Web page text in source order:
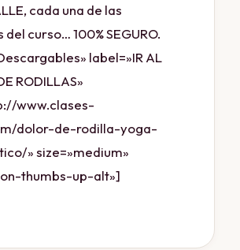
cada una de las
del curso… 100% SEGURO.
label=»IR AL
RODILLAS»
www.clases-
dolor-de-rodilla-yoga-
» size=»medium»
thumbs-up-alt»]